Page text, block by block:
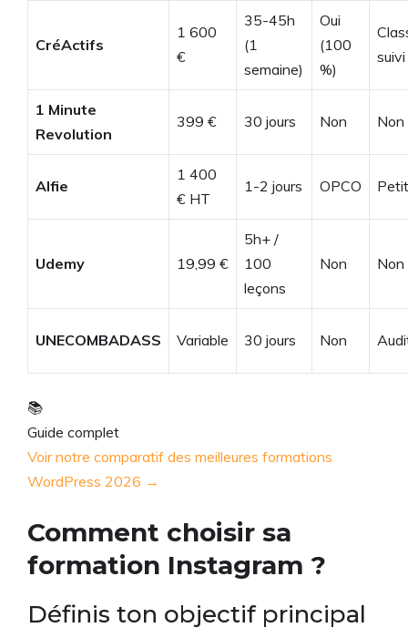
CréActifs
1 600
€
35-45h
(1
semaine)
Oui
(100
%)
suivi
1 Minute
Revolution
399 € 30 jours Non Non
Alfie
1 400
€ HT
1-2 jours OPCO
Udemy 19,99 €
5h+ /
100
leçons
Non Non
UNECOMBADASS Variable 30 jours Non
📚
Guide complet
Voir notre comparatif des meilleures formations
WordPress 2026 →
Comment choisir sa
formation Instagram ?
Définis ton objectif principal